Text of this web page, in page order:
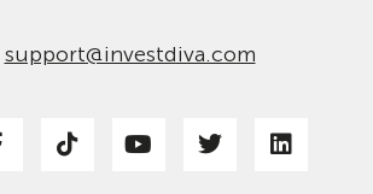
support@investdiva.com